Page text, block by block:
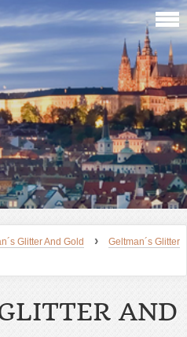
Glitter And Gold ›
Geltman´s Glitter
AND